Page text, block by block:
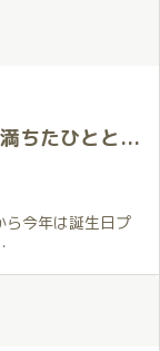
気持ちになり、
のも印象的でし
写真を見て「浴衣
くれたのかもし
も嬉しく何気ない
和の癒しとはまた
るで別人のよ
持つ多面的な魅
間も我慢できる
した😖
回もらったアク
したのですが、
浴衣姿の可愛い穂香さんとの幸せに満ちたひとときでした
ら今年は誕生日プ
最終的にはギフト
することが出来
る時間も楽し